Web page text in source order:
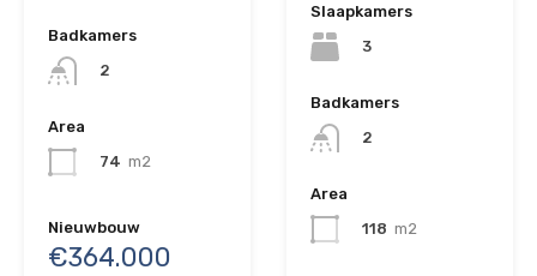
Badkamers
2
Area
74 m2
Nieuwbouw
€364.000
Slaapkamers
3
Badkamers
2
Area
118 m2